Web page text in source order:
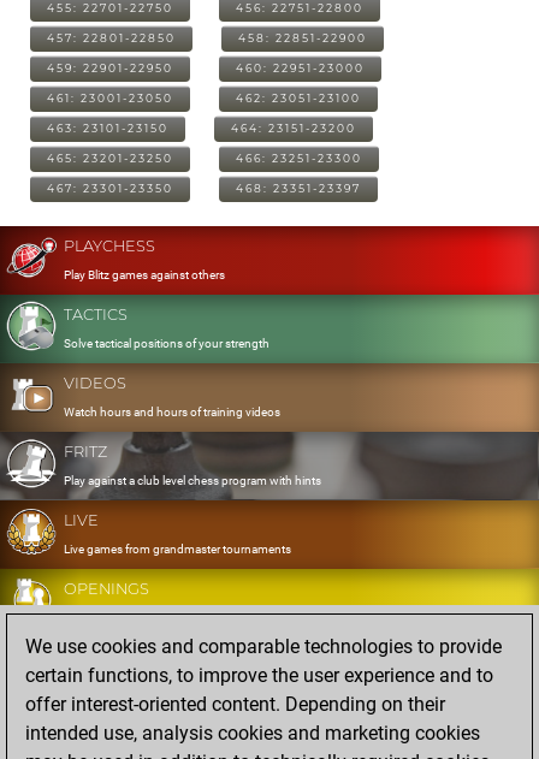
455: 22701-22750 456: 22751-22800
457: 22801-22850 458: 22851-22900
459: 22901-22950 460: 22951-23000
461: 23001-23050 462: 23051-23100
463: 23101-23150 464: 23151-23200
465: 23201-23250 466: 23251-23300
467: 23301-23350 468: 23351-23397
PLAYCHESS
Play Blitz games against others
TACTICS
Solve tactical positions of your strength
VIDEOS
Watch hours and hours of training videos
FRITZ
Play against a club level chess program with hints
LIVE
Live games from grandmaster tournaments
OPENINGS
Develop and exercise your openings
DATABASE
Eight million strong games
MYGAMES
Store and analyse your own games in the cloud
We use cookies and comparable technologies to provide
certain functions, to improve the user experience and to
offer interest-oriented content. Depending on their
intended use, analysis cookies and marketing cookies